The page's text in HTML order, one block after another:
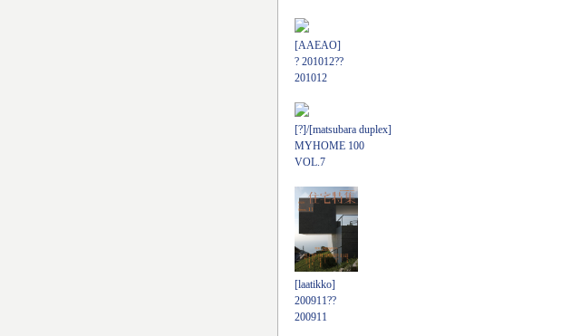
[AAEAO]
? 201012??
201012
[?]/[matsubara duplex]
MYHOME 100
VOL.7
[laatikko]
200911??
200911